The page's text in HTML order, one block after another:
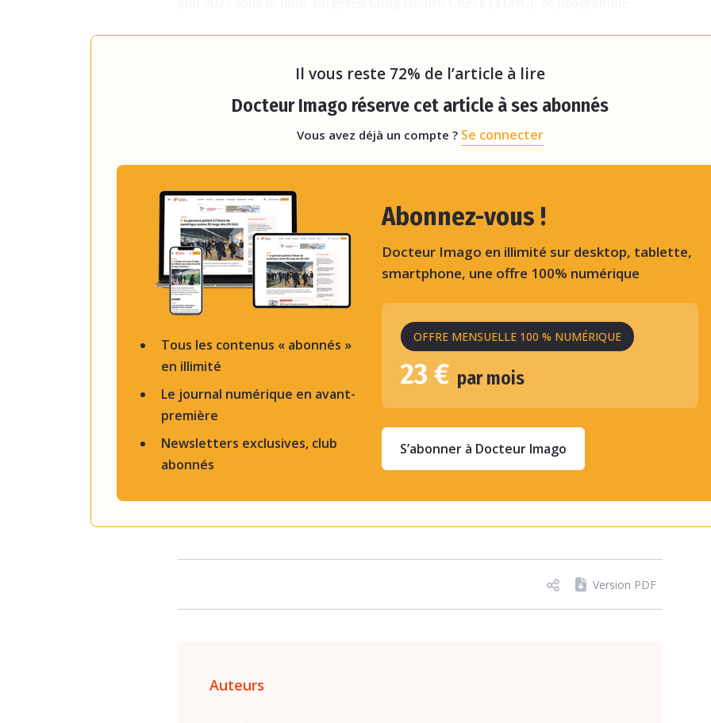
Il vous reste 72% de l’article à lire
Docteur Imago réserve cet article à ses abonnés
Vous avez déjà un compte ? Se connecter
Tous les contenus « abonnés »
en illimité
Le journal numérique en avant-
première
Newsletters exclusives, club
abonnés
Abonnez-vous !
Docteur Imago en illimité sur desktop, tablette,
smartphone, une offre 100% numérique
OFFRE MENSUELLE 100 % NUMÉRIQUE
23 € par mois
S’abonner à Docteur Imago
Version PDF
Auteurs